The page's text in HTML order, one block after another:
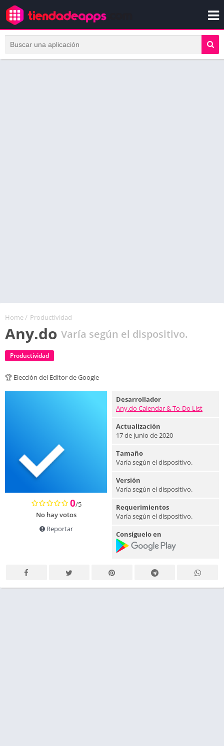
Home/ Productividad
Any.do Varía según el dispositivo.
Productividad
🏆 Elección del Editor de Google
0/5
No hay votos
Reportar
Desarrollador
Any.do Calendar & To-Do List
Actualización
17 de junio de 2020
Tamaño
Varía según el dispositivo.
Versión
Varía según el dispositivo.
Requerimientos
Varía según el dispositivo.
Consíguelo en